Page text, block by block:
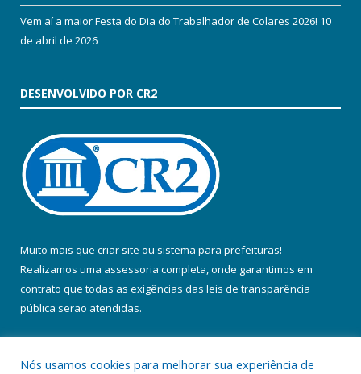
Vem aí a maior Festa do Dia do Trabalhador de Colares 2026! 10
de abril de 2026
DESENVOLVIDO POR CR2
Muito mais que criar site ou sistema para prefeituras!
Realizamos uma assessoria completa, onde garantimos em
contrato que todas as exigências das leis de transparência
pública serão atendidas.
Nós usamos cookies para melhorar sua experiência de